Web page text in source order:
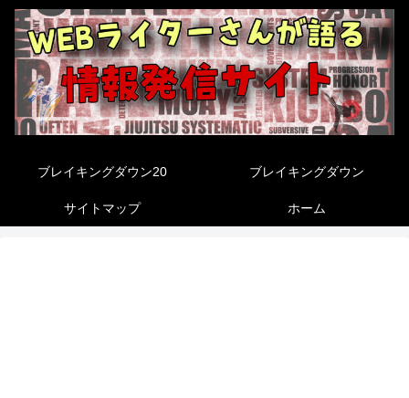
ブレイキングダウン20 ブレイキングダウン
サイトマップ ホーム